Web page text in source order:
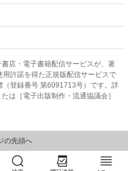
店・電子書籍配信サービスが、著
許諾を得た正規版配信サービスで
（登録番号 第6091713号）です。詳
は［電子出版制作・流通協議会］
の先頭へ